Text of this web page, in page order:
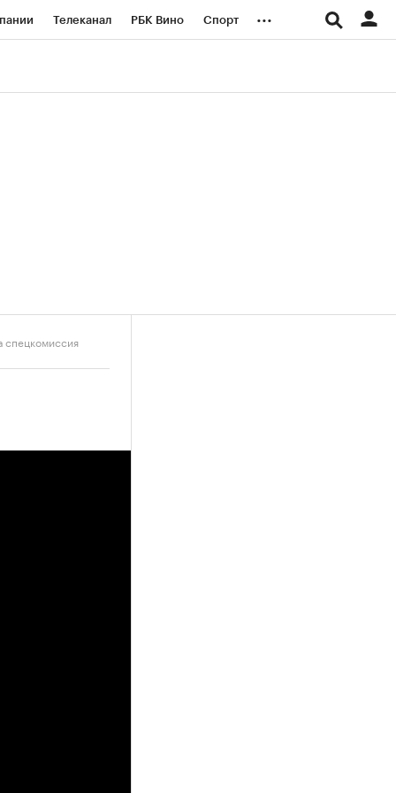
Телеканал РБК Вино Спорт ...
спецкомиссия